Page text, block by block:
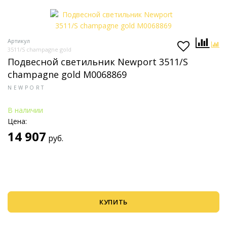
Артикул
3511/S champagne gold
Подвесной светильник Newport 3511/S
champagne gold М0068869
NEWPORT
В наличии
Цена:
14 907 руб.
КУПИТЬ